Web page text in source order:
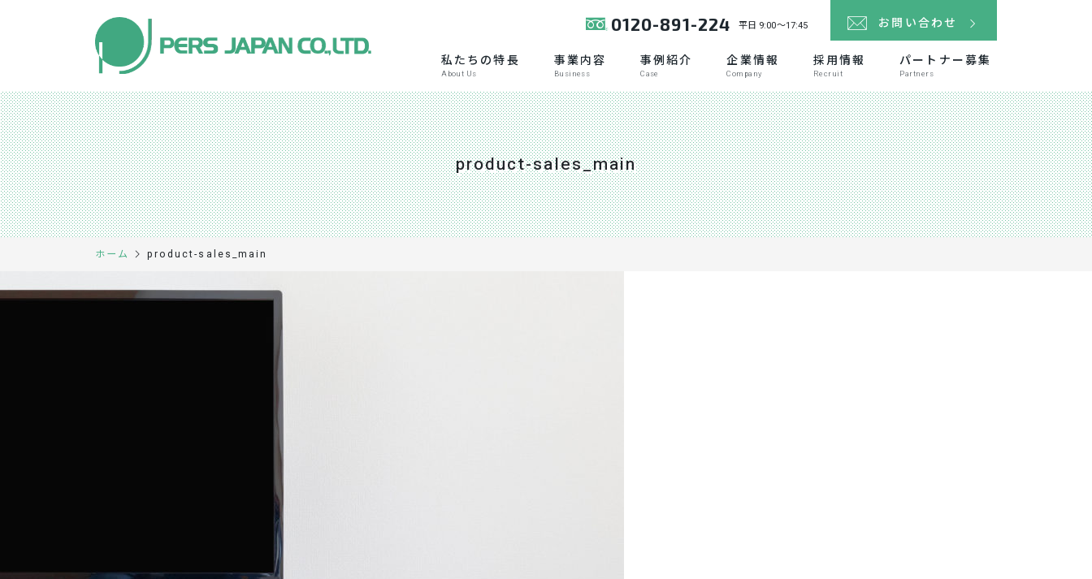
私たちの特長
About Us
事業内容
Business
事例紹介
Case
企業情報
Company
採用情報
Recruit
パートナー募集
Partners
0120-891-224 平日 9:00～17:45 お問い合わせ
product-sales_main
ホーム product-sales_main